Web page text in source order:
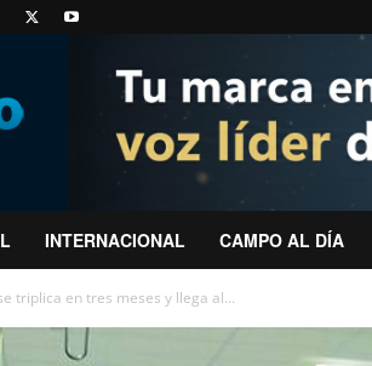
INTERNACIONAL CAMPO AL DÍA
triplica en tres meses y llega al...